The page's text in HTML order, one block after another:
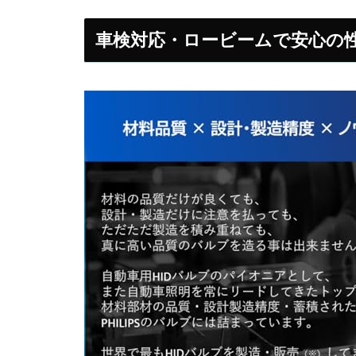
車検対応・ロービームで安心の